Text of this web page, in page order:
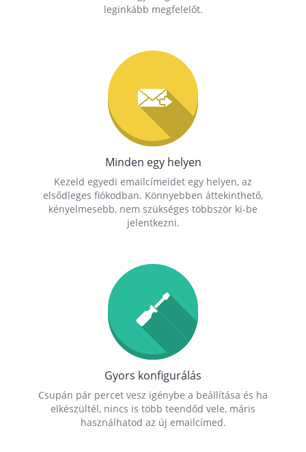
leginkább megfelelőt.
Minden egy helyen
Kezeld egyedi emailcímeidet egy helyen, az
elsődleges fiókodban. Könnyebben áttekinthető,
kényelmesebb, nem szükséges többször ki-be
jelentkezni.
Gyors konfigurálás
Csupán pár percet vesz igénybe a beállítása és ha
elkészültél, nincs is több teendőd vele, máris
használhatod az új emailcímed.